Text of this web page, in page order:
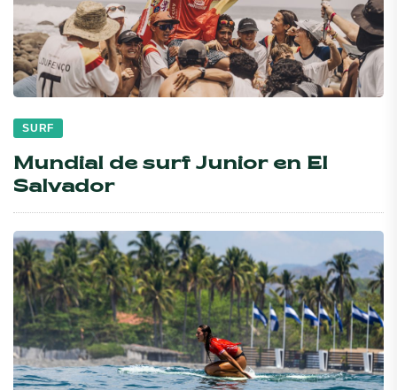
SURF
Mundial de surf Junior en El
Salvador